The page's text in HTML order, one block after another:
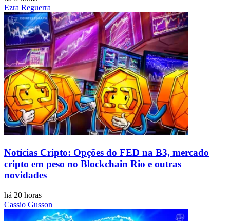
Ezra Reguerra
Notícias Cripto: Opções do FED na B3, mercado
cripto em peso no Blockchain Rio e outras
novidades
há 20 horas
Cassio Gusson